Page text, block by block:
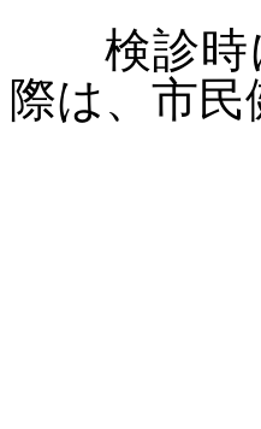
検診時に
際は、市